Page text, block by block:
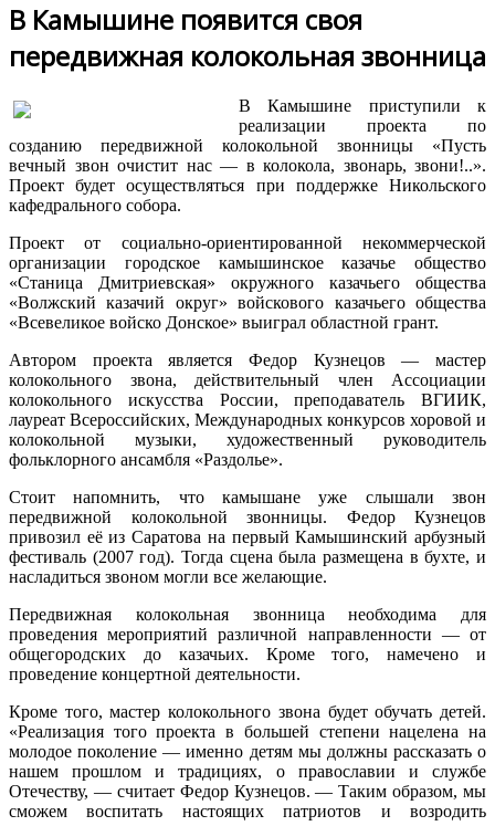
В Камышине появится своя
передвижная колокольная звонница
В Камышине приступили к
реализации проекта по
созданию передвижной колокольной звонницы «Пусть
вечный звон очистит нас — в колокола, звонарь, звони!..».
Проект будет осуществляться при поддержке Никольского
кафедрального собора.
Проект от социально-ориентированной некоммерческой
организации городское камышинское казачье общество
«Станица Дмитриевская» окружного казачьего общества
«Волжский казачий округ» войскового казачьего общества
«Всевеликое войско Донское» выиграл областной грант.
Автором проекта является Федор Кузнецов — мастер
колокольного звона, действительный член Ассоциации
колокольного искусства России, преподаватель ВГИИК,
лауреат Всероссийских, Международных конкурсов хоровой и
колокольной музыки, художественный руководитель
фольклорного ансамбля «Раздолье».
Стоит напомнить, что камышане уже слышали звон
передвижной колокольной звонницы. Федор Кузнецов
привозил её из Саратова на первый Камышинский арбузный
фестиваль (2007 год). Тогда сцена была размещена в бухте, и
насладиться звоном могли все желающие.
Передвижная колокольная звонница необходима для
проведения мероприятий различной направленности — от
общегородских до казачьих. Кроме того, намечено и
проведение концертной деятельности.
Кроме того, мастер колокольного звона будет обучать детей.
«Реализация того проекта в большей степени нацелена на
молодое поколение — именно детям мы должны рассказать о
нашем прошлом и традициях, о православии и службе
Отечеству, — считает Федор Кузнецов. — Таким образом, мы
сможем воспитать настоящих патриотов и возродить